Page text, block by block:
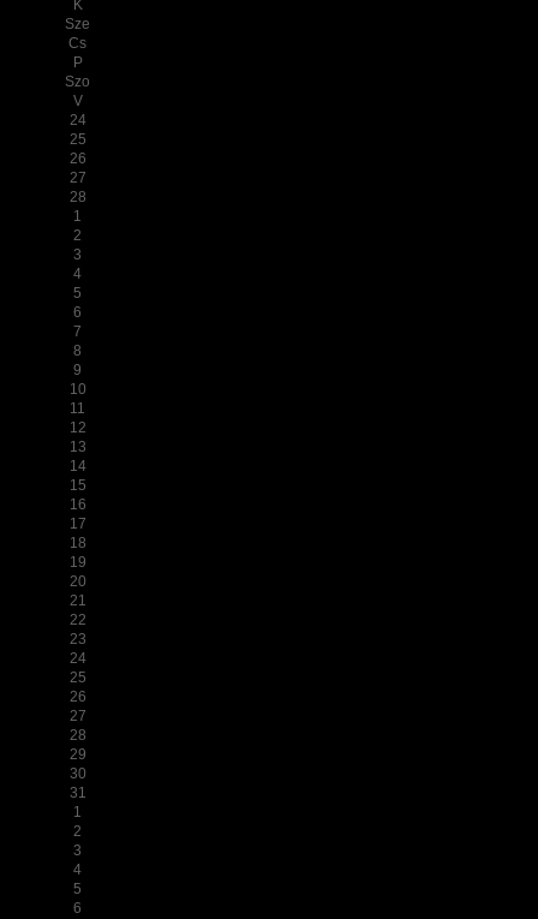
K
Sze
Cs
P
Szo
V
24
25
26
27
28
1
2
3
4
5
6
7
8
9
10
11
12
13
14
15
16
17
18
19
20
21
22
23
24
25
26
27
28
29
30
31
1
2
3
4
5
6